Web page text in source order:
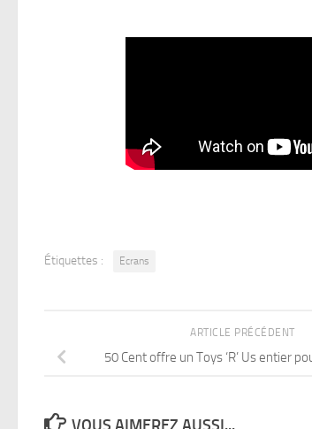
Étiquettes : Ecrans
ARTICLE PRÉCÉDENT
50 Cent offre un Toys ‘R’ Us entier